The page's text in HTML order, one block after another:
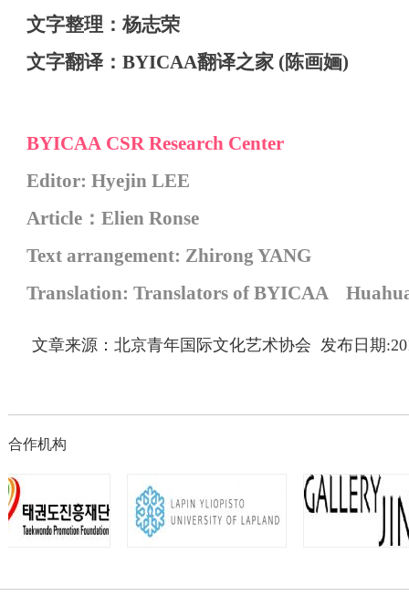
文字整理：杨志荣
文字翻译：BYICAA翻译之家 (陈画婳)
BYICAA CSR Research Center
Editor: Hyejin LEE
Article：Elien Ronse
Text arrangement: Zhirong YANG
Translation: Translators of BYICAA
文章来源：北京青年国际文化艺术协会 发布日期
合作机构